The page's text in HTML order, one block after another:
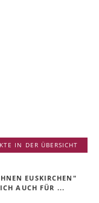
IN DER ÜBERSICHT
EUSKIRCHEN"
AUCH FÜR ...